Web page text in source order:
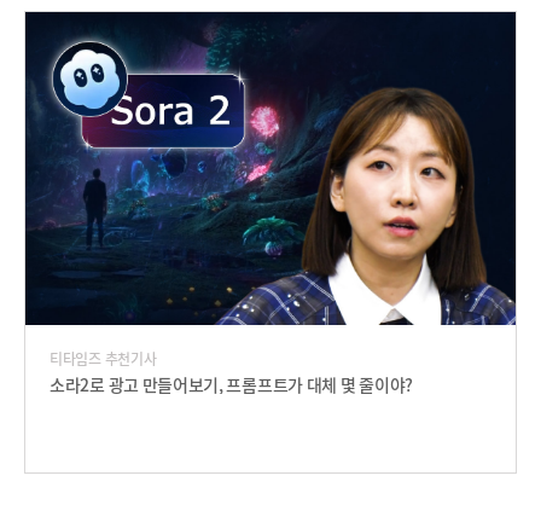
티타임즈 추천기사
소라2로 광고 만들어보기, 프롬프트가 대체 몇 줄이야?